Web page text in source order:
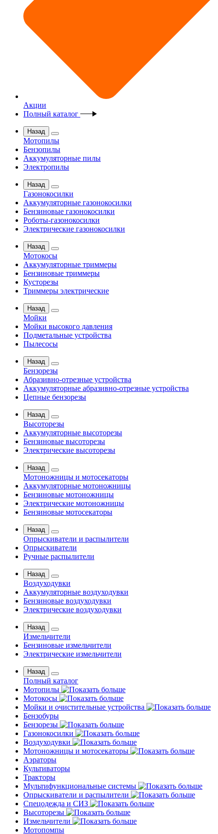
Акции
Полный каталог
Назад
Мотопилы
Бензопилы
Аккумуляторные пилы
Электропилы
Назад
Газонокосилки
Аккумуляторные газонокосилки
Бензиновые газонокосилки
Роботы-газонокосилки
Электрические газонокосилки
Назад
Мотокосы
Аккумуляторные триммеры
Бензиновые триммеры
Кусторезы
Триммеры электрические
Назад
Мойки
Мойки высокого давления
Подметальные устройства
Пылесосы
Назад
Бензорезы
Абразивно-отрезные устройства
Аккумуляторные абразивно-отрезные устройства
Цепные бензорезы
Назад
Высоторезы
Аккумуляторные высоторезы
Бензиновые высоторезы
Электрические высоторезы
Назад
Мотоножницы и мотосекаторы
Аккумуляторные мотоножницы
Бензиновые мотоножницы
Электрические мотоножницы
Бензиновые мотосекаторы
Назад
Опрыскиватели и распылители
Опрыскиватели
Ручные распылители
Назад
Воздуходувки
Аккумуляторные воздуходувки
Бензиновые воздуходувки
Электрические воздуходувки
Назад
Измельчители
Бензиновые измельчители
Электрические измельчители
Назад
Полный каталог
Мотопилы
Мотокосы
Мойки и очистительные устройства
Бензобуры
Бензорезы
Газонокосилки
Воздуходувки
Мотоножницы и мотосекаторы
Аэраторы
Культиваторы
Тракторы
Мультифункциональные системы
Опрыскиватели и распылители
Спецодежда и СИЗ
Высоторезы
Измельчители
Мотопомпы